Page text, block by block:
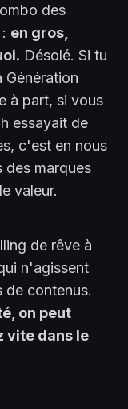
des
en gros,
Désolé. Si tu
Génération
à part, si vous
essayait de
c'est en nous
des marques
valeur.
de rêve à
n'agissent
de contenus.
on peut
vite dans le